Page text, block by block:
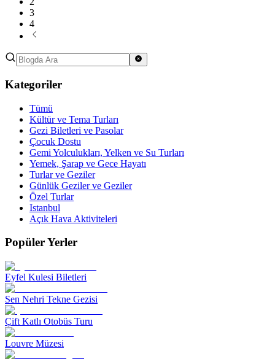
3
4
Kategoriler
Tümü
Kültür ve Tema Turları
Gezi Biletleri ve Pasolar
Çocuk Dostu
Gemi Yolculukları, Yelken ve Su Turları
Yemek, Şarap ve Gece Hayatı
Turlar ve Geziler
Günlük Geziler ve Geziler
Özel Turlar
Istanbul
Açık Hava Aktiviteleri
Popüler Yerler
Eyfel Kulesi Biletleri
Sen Nehri Tekne Gezisi
Çift Katlı Otobüs Turu
Louvre Müzesi